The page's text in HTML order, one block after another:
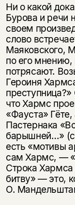
Ни о какой
Бурова и речи
своем
слово
Маяковского,
по его мнению,
потрясают.
Героиня
что Хармс
«Фауста»
Пастернака
барышней…»
есть «мотивы
сам Хармс, —
Строка Хармса
битву» — это,
О.